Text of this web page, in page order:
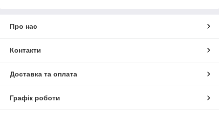
Про нас
Контакти
Доставка та оплата
Графік роботи